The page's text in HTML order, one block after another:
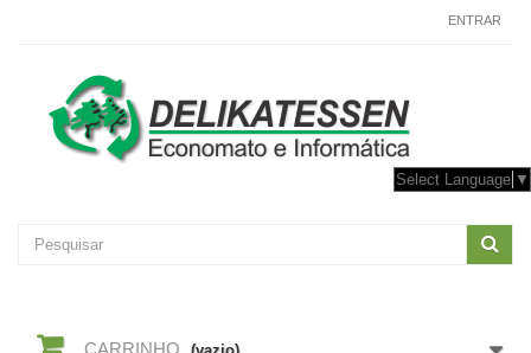
ENTRAR
Select Language ▼
CARRINHO